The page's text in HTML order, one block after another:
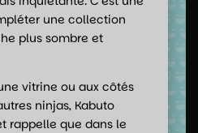
une collection
plus sombre et
vitrine ou aux côtés
ninjas, Kabuto
rappelle que dans le